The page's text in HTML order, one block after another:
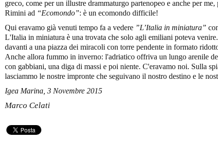
greco, come per un illustre drammaturgo partenopeo e anche per
Rimini ad “Ecomondo”: è un ecomondo difficile!
Qui eravamo già venuti tempo fa a vedere ”L’Italia in miniatura”
L'Italia in miniatura è una trovata che solo agli emiliani poteva
davanti a una piazza dei miracoli con torre pendente in formato
Anche allora fummo in inverno: l'adriatico offriva un lungo arenile
con gabbiani, una diga di massi e poi niente. C'eravamo noi. Sulla
lasciammo le nostre impronte che seguivano il nostro destino e le
Igea Marina, 3 Novembre 2015
Marco Celati